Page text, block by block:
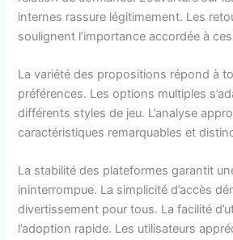
internes rassure légitimement. Les
soulignent l’importance accordée à
La variété des propositions répond à
préférences. Les options multiples
différents styles de jeu. L’analyse
caractéristiques remarquables et
La stabilité des plateformes garantit
ininterrompue. La simplicité d’accès
divertissement pour tous. La facilité
l’adoption rapide. Les utilisateurs